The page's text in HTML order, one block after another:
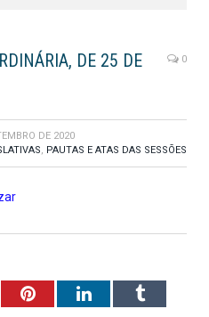
DE 25 DE
0
DE 2020
, PAUTAS E ATAS DAS SESSÕES
PinterestLinkedInTumblr